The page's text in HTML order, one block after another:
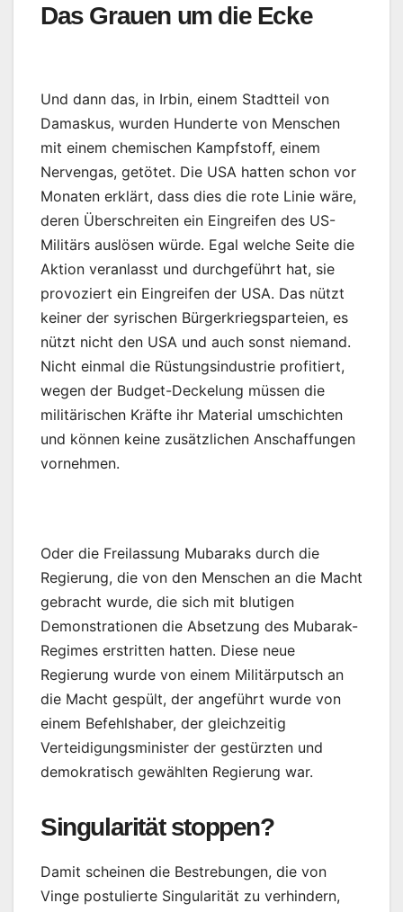
Das Grauen um die Ecke
Und dann das, in Irbin, einem Stadtteil von
Damaskus, wurden Hunderte von Menschen
mit einem chemischen Kampfstoff, einem
Nervengas, getötet. Die USA hatten schon vor
Monaten erklärt, dass dies die rote Linie wäre,
deren Überschreiten ein Eingreifen des US-
Militärs auslösen würde. Egal welche Seite die
Aktion veranlasst und durchgeführt hat, sie
provoziert ein Eingreifen der USA. Das nützt
keiner der syrischen Bürgerkriegsparteien, es
nützt nicht den USA und auch sonst niemand.
Nicht einmal die Rüstungsindustrie profitiert,
wegen der Budget-Deckelung müssen die
militärischen Kräfte ihr Material umschichten
und können keine zusätzlichen Anschaffungen
vornehmen.
Oder die Freilassung Mubaraks durch die
Regierung, die von den Menschen an die Macht
gebracht wurde, die sich mit blutigen
Demonstrationen die Absetzung des Mubarak-
Regimes erstritten hatten. Diese neue
Regierung wurde von einem Militärputsch an
die Macht gespült, der angeführt wurde von
einem Befehlshaber, der gleichzeitig
Verteidigungsminister der gestürzten und
demokratisch gewählten Regierung war.
Singularität stoppen?
Damit scheinen die Bestrebungen, die von
Vinge postulierte Singularität zu verhindern,